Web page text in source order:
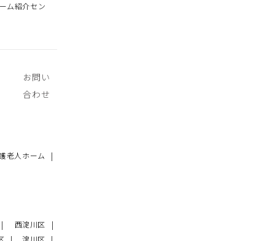
ム紹介セン
お問い
合わせ
老人ホーム
西淀川区
淀川区